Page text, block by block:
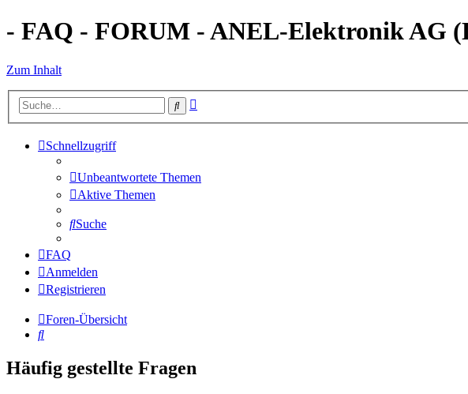
- FAQ - FORUM - ANEL-Elektronik AG
Zum Inhalt
Suche
Schnellzugriff
Unbeantwortete Themen
Aktive Themen
Suche
FAQ
Anmelden
Registrieren
Foren-Übersicht
Suche
Häufig gestellte Fragen